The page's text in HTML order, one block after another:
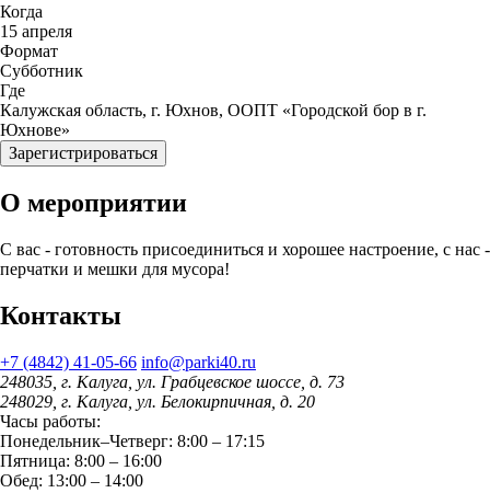
Когда
15 апреля
Формат
Субботник
Где
Калужская область, г. Юхнов, ООПТ «Городской бор в г.
Юхнове»
Зарегистрироваться
О мероприятии
С вас - готовность присоединиться и хорошее настроение, с нас -
перчатки и мешки для мусора!
Контакты
+7 (4842) 41-05-66 info@parki40.ru
248035, г. Калуга, ул. Грабцевское шоссе, д. 73
248029, г. Калуга, ул. Белокирпичная, д. 20
Часы работы:
Понедельник–Четверг: 8:00 – 17:15
Пятница: 8:00 – 16:00
Обед: 13:00 – 14:00